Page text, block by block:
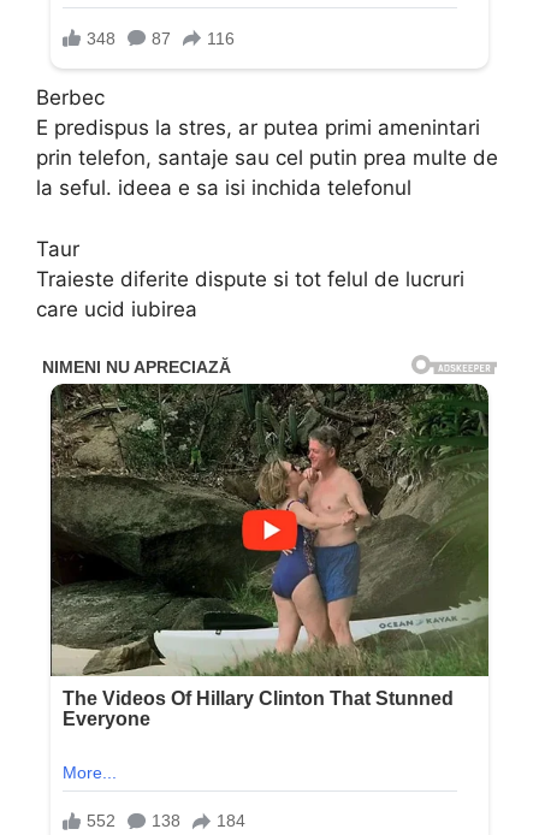
Berbec
E predispus la stres, ar putea primi amenintari
prin telefon, santaje sau cel putin prea multe de
la seful. ideea e sa isi inchida telefonul
Taur
Traieste diferite dispute si tot felul de lucruri
care ucid iubirea